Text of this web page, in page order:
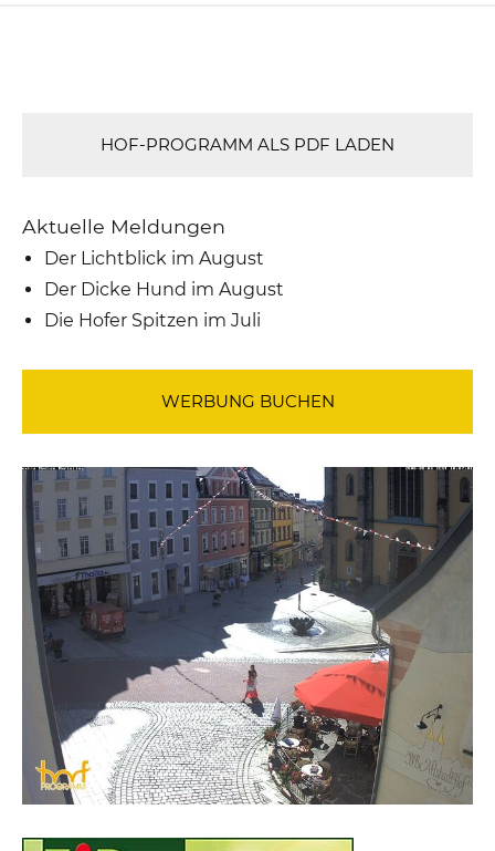
HOF-PROGRAMM ALS PDF LADEN
Aktuelle Meldungen
Der Lichtblick im August
Der Dicke Hund im August
Die Hofer Spitzen im Juli
WERBUNG BUCHEN